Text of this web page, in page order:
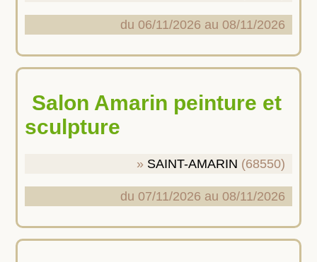
du 06/11/2026 au 08/11/2026
Salon Amarin peinture et
sculpture
SAINT-AMARIN (68550)
du 07/11/2026 au 08/11/2026